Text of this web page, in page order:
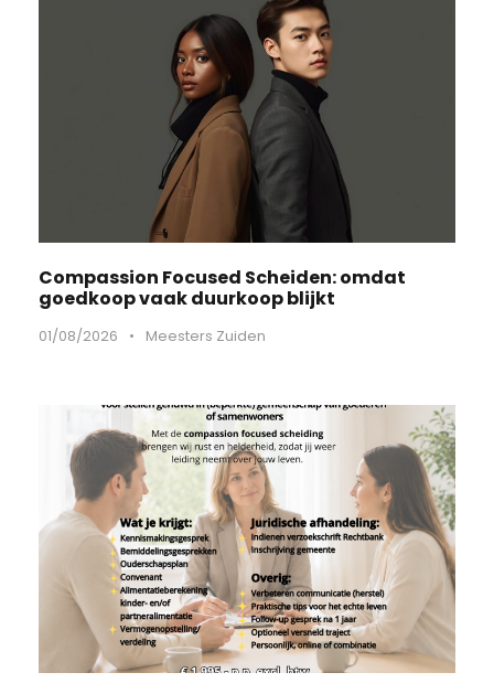
Compassion Focused Scheiden: omdat
goedkoop vaak duurkoop blijkt
01/08/2026 • Meesters Zuiden